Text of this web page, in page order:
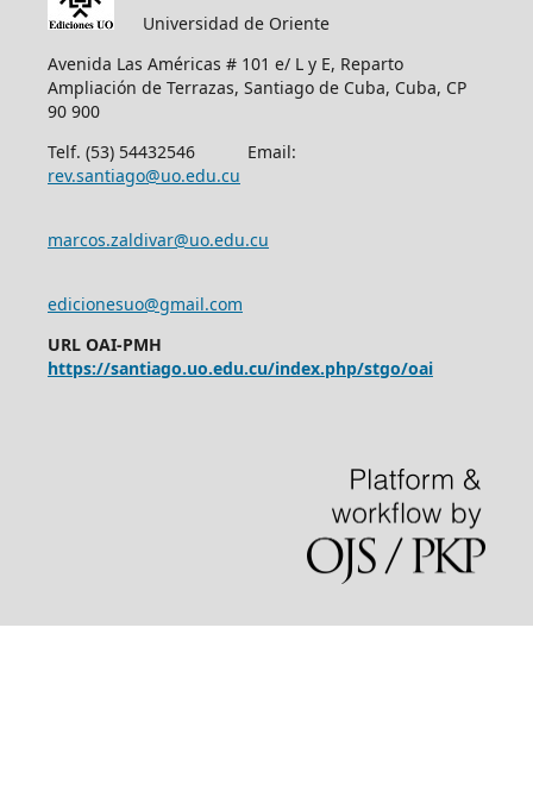
Universidad de Oriente
Avenida Las Américas # 101 e/ L y E, Reparto
Ampliación de Terrazas, Santiago de Cuba, Cuba, CP
90 900
Telf. (53) 54432546 Email:
rev.santiago@uo.edu.cu
marcos.zaldivar@uo.edu.cu
edicionesuo@gmail.com
URL OAI-PMH
https://santiago.uo.edu.cu/index.php/stgo/oai